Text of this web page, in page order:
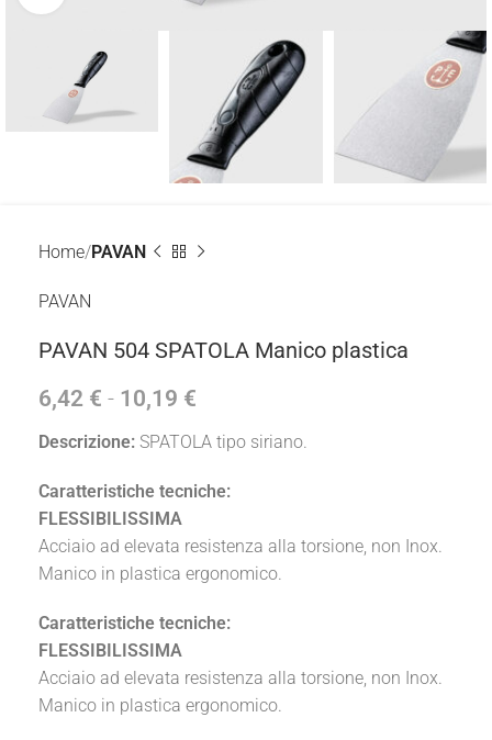
Home PAVAN
PAVAN
PAVAN 504 SPATOLA Manico plastica
6,42 € - 10,19 €
Descrizione: SPATOLA tipo siriano.
Caratteristiche tecniche:
FLESSIBILISSIMA
Acciaio ad elevata resistenza alla torsione, non Inox.
Manico in plastica ergonomico.
Caratteristiche tecniche:
FLESSIBILISSIMA
Acciaio ad elevata resistenza alla torsione, non Inox.
Manico in plastica ergonomico.